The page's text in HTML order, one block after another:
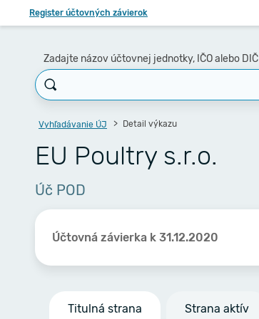
Register účtovných závierok
Zadajte názov účtovnej jednotky, IČO alebo DIČ
Vyhľadávanie ÚJ Detail výkazu
EU Poultry s.r.o.
Úč POD
Účtovná závierka k 31.12.2020
Titulná strana Strana aktív